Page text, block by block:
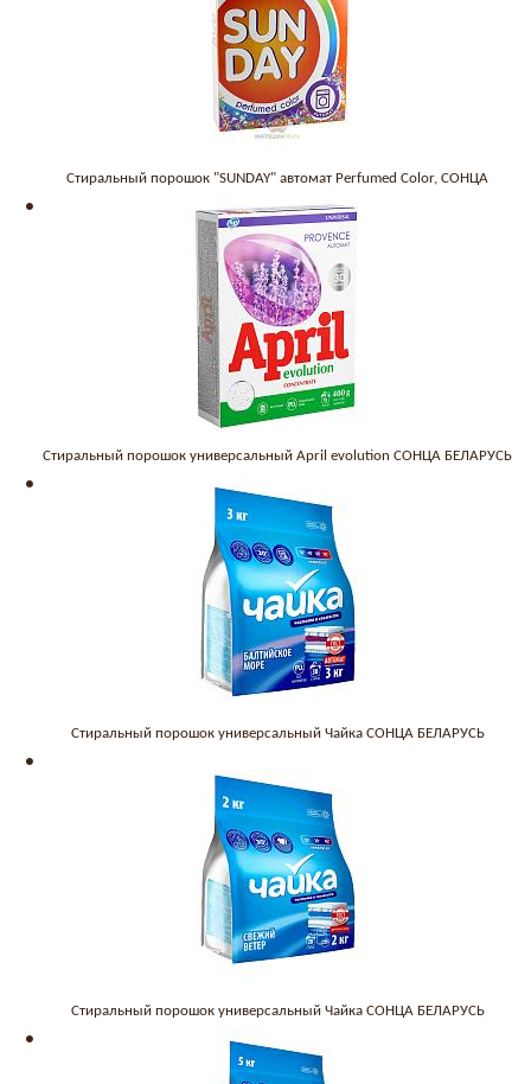
Стиральный порошок "SUNDAY" автомат Perfumed Color, СОНЦА
Стиральный порошок универсальный April evolution СОНЦА БЕЛАРУСЬ
Стиральный порошок универсальный Чайка СОНЦА БЕЛАРУСЬ
Стиральный порошок универсальный Чайка СОНЦА БЕЛАРУСЬ